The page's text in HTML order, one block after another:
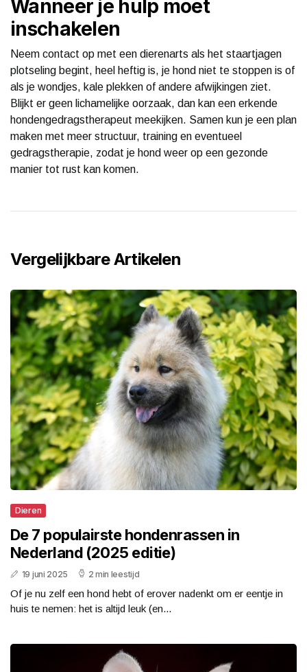
Wanneer je hulp moet
inschakelen
Neem contact op met een dierenarts als het staartjagen
plotseling begint, heel heftig is, je hond niet te stoppen is of
als je wondjes, kale plekken of andere afwijkingen ziet.
Blijkt er geen lichamelijke oorzaak, dan kan een erkende
hondengedragstherapeut meekijken. Samen kun je een plan
maken met meer structuur, training en eventueel
gedragstherapie, zodat je hond weer op een gezonde
manier tot rust kan komen.
Vergelijkbare Artikelen
Dieren
De 7 populairste hondenrassen in
Nederland (2025 editie)
19 juni 2025 2 min leestijd
Of je nu zelf een hond hebt of erover nadenkt om er eentje in
huis te nemen: het is altijd leuk (en...